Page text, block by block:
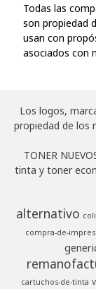
Todas las
son propiedad
usan con
asociados con
Los logos,
propiedad de los
TONER
tinta y toner
alternativo
compra-de-
cartuchos-de-tinta